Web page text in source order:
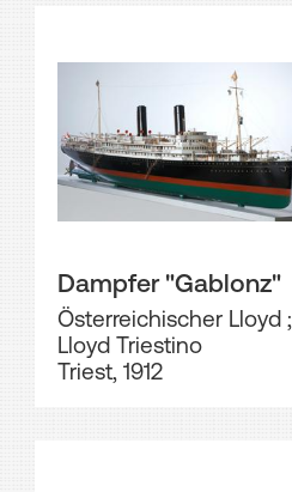
Dampfer "Gablonz"
Österreichischer Lloyd;
Lloyd Triestino
Triest, 1912